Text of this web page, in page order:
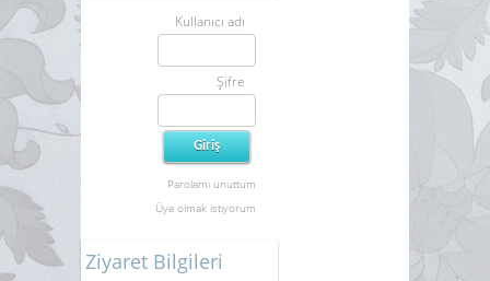
Kullanıcı adı
Şifre
Parolamı unuttum
Üye olmak istiyorum
Ziyaret Bilgileri